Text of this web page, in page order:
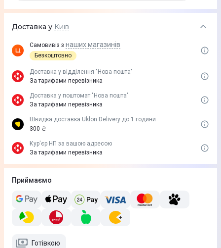
Доставка у Київ
Самовивіз з наших магазинів
Безкоштовно
Доставка у вiддiлення "Нова пошта"
За тарифами перевізника
Доставка у поштомат "Нова пошта"
За тарифами перевізника
Швидка доставка Uklon Delivery до 1 години
300 ₴
Кур'єр НП за вашою адресою
За тарифами перевізника
Приймаємо
Готівкою